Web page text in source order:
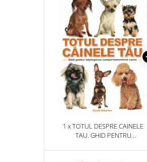
1 x TOTUL DESPRE CAINELE
TAU. GHID PENTRU
COMPORTAMENTULUI CANIN